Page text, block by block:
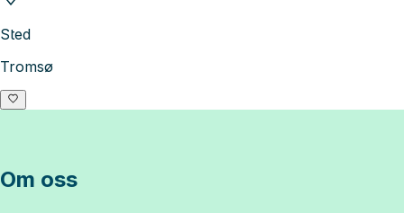
Sted
Tromsø
Om oss